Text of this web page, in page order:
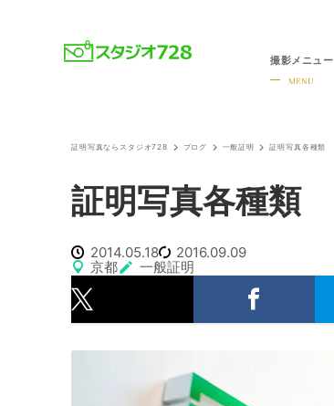
就活・婚活・各種証明写真なら全国のスタジオ728
撮影メニュー
MENU
証明写真ならスタジオ728 ブログ 一般証明 証明写真各種類
証明写真各種類
2014.05.18
2016.09.09
京都
一般証明